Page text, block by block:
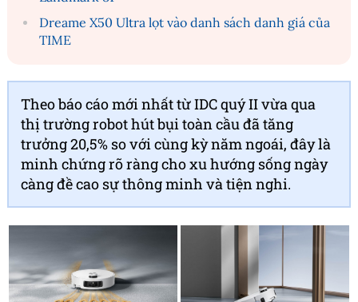
Dreame X50 Ultra lọt vào danh sách danh giá của
TIME
Theo báo cáo mới nhất từ IDC quý II vừa qua
thị trường robot hút bụi toàn cầu đã tăng
trưởng 20,5% so với cùng kỳ năm ngoái, đây là
minh chứng rõ ràng cho xu hướng sống ngày
càng đề cao sự thông minh và tiện nghi.